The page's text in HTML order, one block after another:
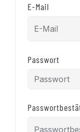
E-Mail
Passwort